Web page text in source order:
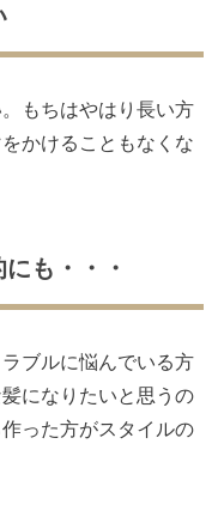
もちはやはり長い方
かけることもなくな
も・・・
ブルに悩んでいる方
になりたいと思うの
った方がスタイルの